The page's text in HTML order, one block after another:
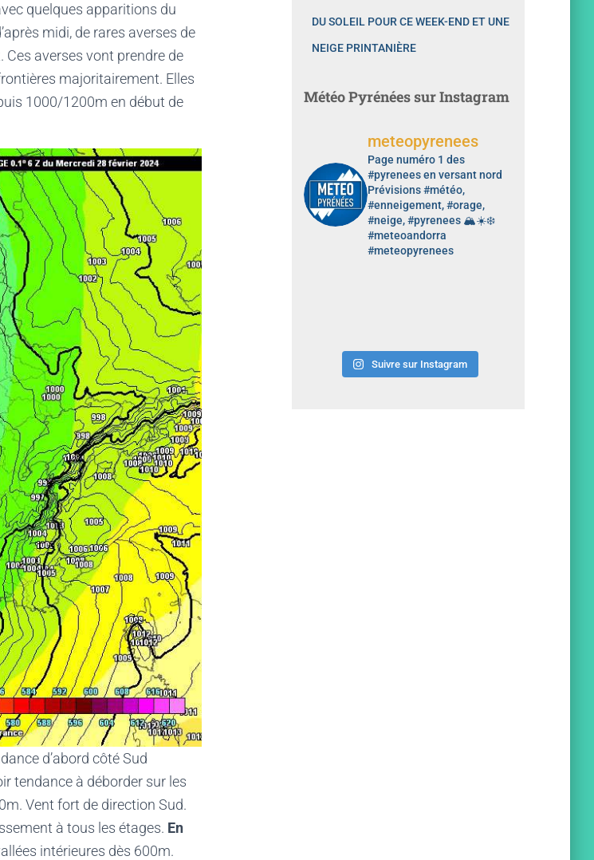
quelques apparitions du
midi, de rares averses de
Ces averses vont prendre de
majoritairement. Elles
1000/1200m en début de
d’abord côté Sud
tendance à déborder sur les
Vent fort de direction Sud.
à tous les étages. En
intérieures dès 600m.
DU SOLEIL POUR CE WEEK-END ET UNE
NEIGE PRINTANIÈRE
Météo Pyrénées sur Instagram
meteopyrenees
Page numéro 1 des
#pyrenees en versant nord
Prévisions #météo,
#enneigement, #orage,
#neige, #pyrenees 🏔️☀️❄️
#meteoandorra
#meteopyrenees
Suivre sur Instagram